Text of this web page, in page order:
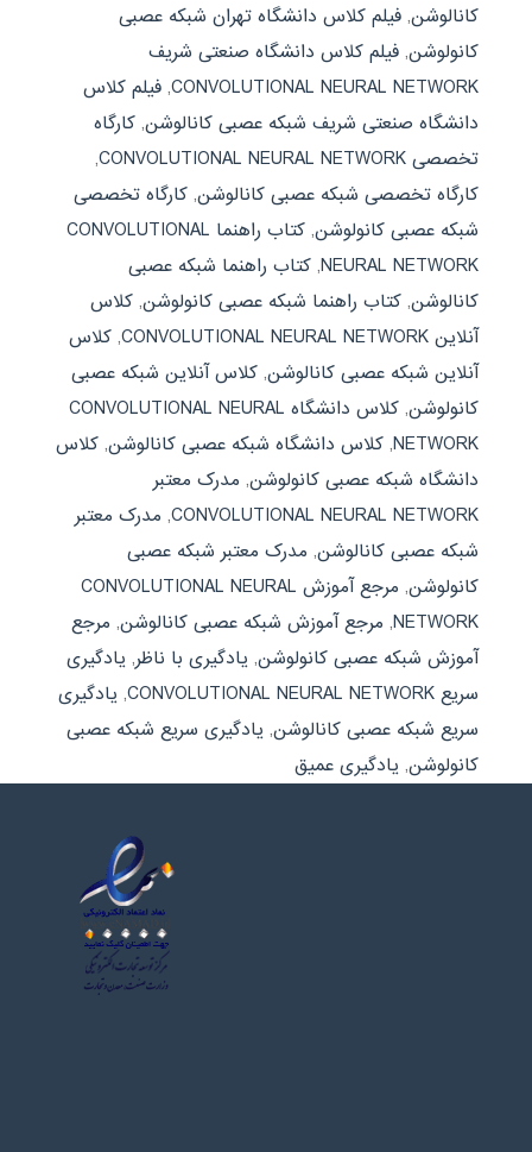
کانالوشن, فیلم کلاس دانشگاه تهران شبکه عصبی
کانولوشن, فیلم کلاس دانشگاه صنعتی شریف
CONVOLUTIONAL NEURAL NETWORK
, فیلم کلاس
دانشگاه صنعتی شریف شبکه عصبی کانالوشن, کارگاه
تخصصی CONVOLUTIONAL NEURAL NETWORK
,
کارگاه تخصصی شبکه عصبی کانالوشن, کارگاه تخصصی
شبکه عصبی کانولوشن,
کتاب راهنما CONVOLUTIONAL
NEURAL NETWORK
, کتاب راهنما شبکه عصبی
کانالوشن, کتاب راهنما شبکه عصبی کانولوشن, کلاس
آنلاین CONVOLUTIONAL NEURAL NETWORK
, کلاس
آنلاین شبکه عصبی کانالوشن, کلاس آنلاین شبکه عصبی
کانولوشن,
کلاس دانشگاه CONVOLUTIONAL NEURAL
NETWORK
, کلاس دانشگاه شبکه عصبی کانالوشن, کلاس
دانشگاه شبکه عصبی کانولوشن, مدرک معتبر
CONVOLUTIONAL NEURAL NETWORK
, مدرک معتبر
شبکه عصبی کانالوشن, مدرک معتبر شبکه عصبی
کانولوشن,
مرجع آموزش CONVOLUTIONAL NEURAL
NETWORK
, مرجع آموزش شبکه عصبی کانالوشن, مرجع
آموزش شبکه عصبی کانولوشن, یادگیری با ناظر, یادگیری
سریع CONVOLUTIONAL NEURAL NETWORK
, یادگیری
سریع شبکه عصبی کانالوشن, یادگیری سریع شبکه عصبی
کانولوشن, یادگیری عمیق